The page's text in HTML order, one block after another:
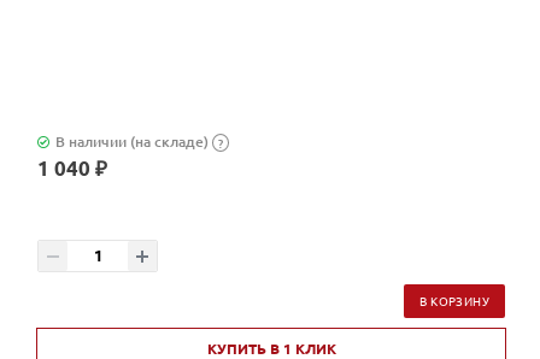
В наличии (на складе) ?
1 040 ₽
В КОРЗИНУ
КУПИТЬ В 1 КЛИК